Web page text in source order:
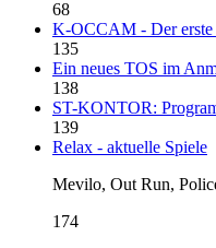
68
K-OCCAM - Der erste
135
Ein neues TOS im
138
ST-KONTOR:
139
Relax - aktuelle Spiele
Mevilo, Out Run,
174